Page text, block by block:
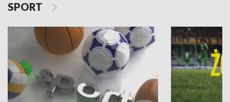
SPORT